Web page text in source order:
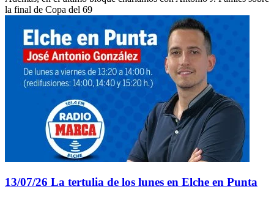
la final de Copa del 69
13/07/26 La tertulia de los lunes en Elche en Punta